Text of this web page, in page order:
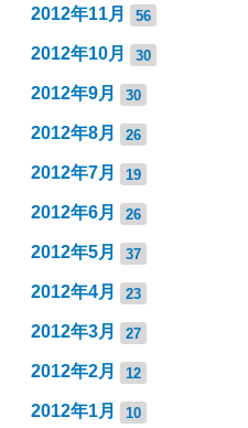
2012年11月 56
2012年10月 30
2012年9月 30
2012年8月 26
2012年7月 19
2012年6月 26
2012年5月 37
2012年4月 23
2012年3月 27
2012年2月 12
2012年1月 10